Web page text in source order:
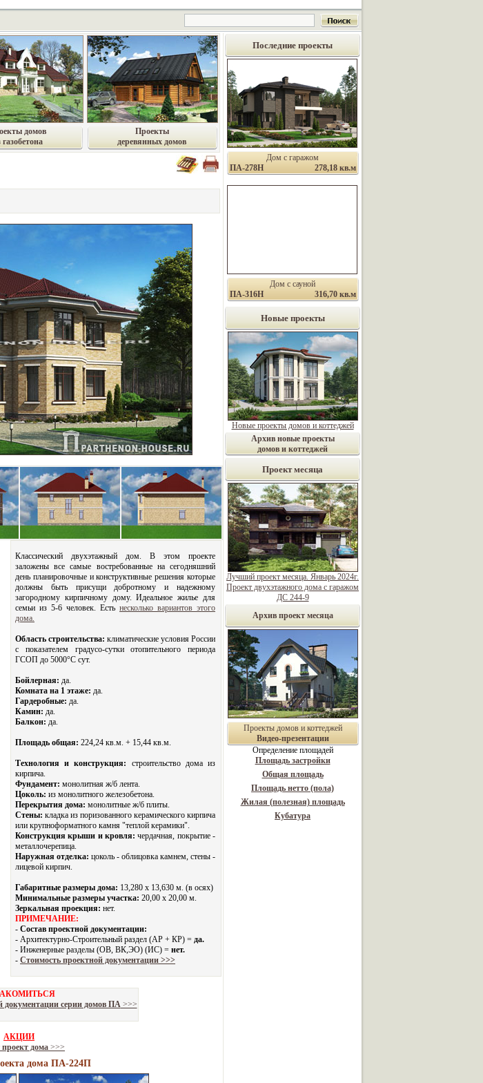
домов
газобетона
Проекты
деревянных домов
Классический двухэтажный дом. В этом проекте
заложены все самые востребованные на сегодняшний
день планировочные и конструктивные решения которые
должны быть присущи добротному и надежному
загородному кирпичному дому. Идеальное жилье для
семьи из 5-6 человек. Есть несколько вариантов этого
дома.
Область строительства: климатические условия России
с показателем градусо-сутки отопительного периода
ГСОП до 5000°С сут.
Бойлерная: да.
Комната на 1 этаже: да.
Гардеробные: да.
Камин: да.
Балкон: да.
Площадь общая: 224,24 кв.м. + 15,44 кв.м.
Технология и конструкция:
строительство дома из
кирпича.
Фундамент: монолитная ж/б лента.
Цоколь: из монолитного железобетона.
Перекрытия дома: монолитные ж/б плиты.
Стены: кладка из поризованного керамического кирпича
или крупноформатного камня "теплой керамики".
Конструкция крыши и кровля: чердачная, покрытие -
металлочерепица.
Наружная отделка: цоколь - облицовка камнем, стены -
лицевой кирпич.
Габаритные размеры дома: 13,280 х 13,630 м. (в осях)
Минимальные размеры участка: 20,00 x 20,00 м.
Зеркальная проекция: нет.
ПРИМЕЧАНИЕ:
- Состав проектной документации:
- Архитектурно-Строительный раздел (АР + КР) = да.
- Инженерные разделы (ОВ, ВК,ЭО) (ИС) = нет.
- Стоимость проектной документации >>>
документации серии домов ПА>>>
АКЦИИ
проект дома >>>
дома ПА-224П
Последние проекты
Дом с гаражом
ПА-278Н
278,18 кв.м
Дом с сауной
ПА-316Н
316,70 кв.м
Новые проекты
Новые проекты домов и коттеджей
Архив новые проекты
домов и коттеджей
Проект месяца
Лучший проект месяца. Январь 2024г.
Проект двухэтажного дома с гаражом
ДС 244-9
Архив проект месяца
Проекты домов и коттеджей
Видео-презентации
Определение площадей
Площадь застройки
Общая площадь
Площадь нетто (пола)
Жилая (полезная) площадь
Кубатура